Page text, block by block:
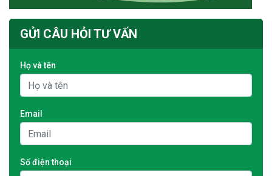
GỬI CÂU HỎI TƯ VẤN
Họ và tên
Email
Số điện thoại